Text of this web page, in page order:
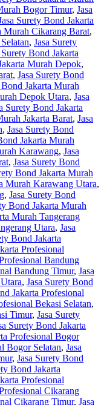
Bogor Timur, Jasa
Surety Bond Jakarta
Murah Cikarang Barat,
, Jasa Surety
Surety Bond Jakarta
Murah Depok,
, Jasa Surety Bond
Bond Jakarta Murah
Depok Utara, Jasa
Surety Bond Jakarta
Jakarta Barat, Jasa
, Jasa Surety Bond
Jakarta Murah
Karawang, Jasa
, Jasa Surety Bond
Bond Jakarta Murah
Murah Karawang Utara,
, Jasa Surety Bond
Bond Jakarta Murah
Murah Tangerang
Utara, Jasa
Bond Jakarta
Profesional
Bandung
Bandung Timur, Jasa
, Jasa Surety Bond
Jakarta Profesional
Bekasi Selatan,
Timur, Jasa Surety
Surety Bond Jakarta
Profesional Bogor
Bogor Selatan, Jasa
, Jasa Surety Bond
Bond Jakarta
Profesional
Cikarang
Cikarang Timur, Jasa